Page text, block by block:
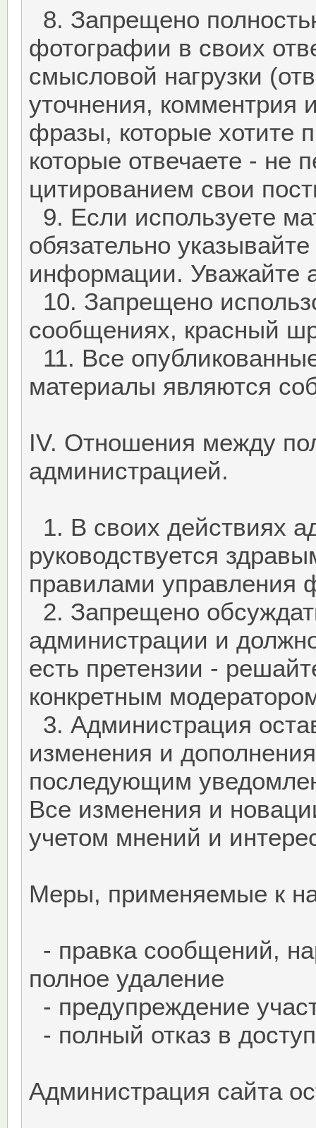
8. Запрещено
фотографии в своих
смысловой нагрузки
уточнения, комментрия
фразы, которые хотите
которые отвечаете - не
цитированием свои
9. Если используете
обязательно
информации. Уважайте
10. Запрещено
сообщениях, красный
11. Все
материалы являются
IV. Отношения между
администрацией.
1. В своих действиях
руководствуется
правилами управления
2. Запрещено
администрации и
есть претензии -
конкретным
3. Администрация
изменения и
последующим
Все изменения и
учетом мнений и
Меры, применяемые к
- правка сообщений,
полное удаление
- предупреждение
- полный отказ в
Администрация сайта